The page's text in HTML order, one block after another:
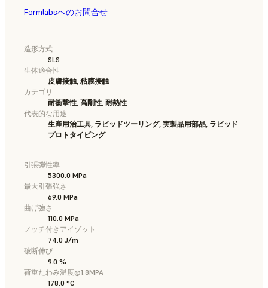
Formlabsへのお問合せ
造形方式
SLS
生体適合性
皮膚接触, 粘膜接触
カテゴリ
耐衝撃性, 高剛性, 耐熱性
代表的な用途
生産用治工具, ラピッドツーリング, 実製品用部品, ラピッド
プロトタイピング
引張弾性率
5300.0 MPa
最大引張強さ
69.0 MPa
曲げ強さ
110.0 MPa
ノッチ付きアイゾット
74.0 J/m
破断伸び
9.0 %
荷重たわみ温度@1.8MPA
178.0 °C